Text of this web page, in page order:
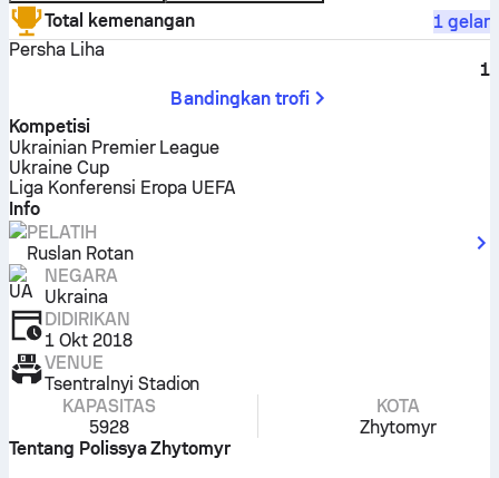
Total kemenangan
1 gelar
Persha Liha
1
Bandingkan trofi
Kompetisi
Ukrainian Premier League
Ukraine Cup
Liga Konferensi Eropa UEFA
Info
PELATIH
Ruslan Rotan
NEGARA
Ukraina
DIDIRIKAN
1 Okt 2018
VENUE
Tsentralnyi Stadion
KAPASITAS
5928
KOTA
Zhytomyr
Tentang Polissya Zhytomyr